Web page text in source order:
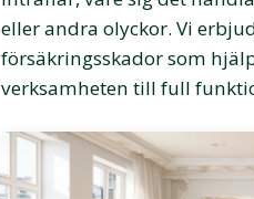
eller andra olyckor. Vi
försäkringsskador som
verksamheten till full